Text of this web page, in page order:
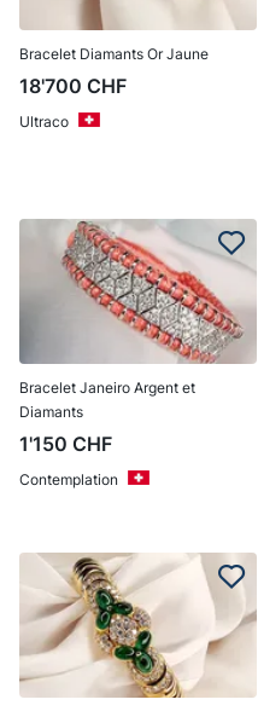
Bracelet Diamants Or Jaune
18'700 CHF
Ultraco
Bracelet Janeiro Argent et
Diamants
1'150 CHF
Contemplation